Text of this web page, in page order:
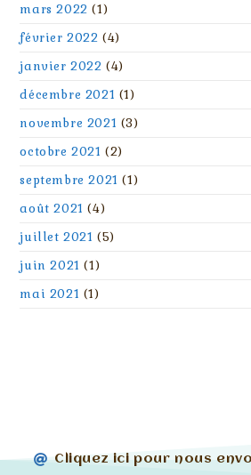
mars 2022 (1)
février 2022 (4)
janvier 2022 (4)
décembre 2021 (1)
novembre 2021 (3)
octobre 2021 (2)
septembre 2021 (1)
août 2021 (4)
juillet 2021 (5)
juin 2021 (1)
mai 2021 (1)
Cliquez ici pour nous